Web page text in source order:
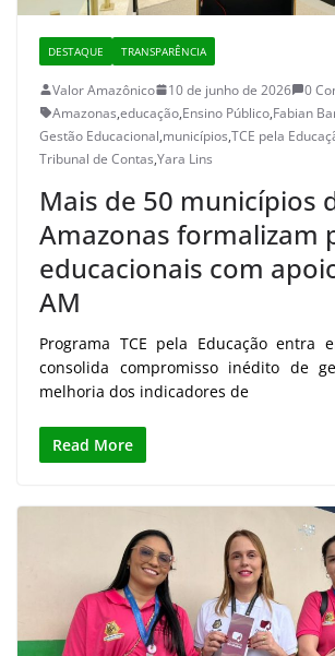
DESTAQUE TRANSPARÊNCIA
Valor Amazônico 10 de junho de 2026
0
Amazonas,educação,Ensino Público,Fabian
Gestão Educacional,municípios,TCE pela
Tribunal de Contas,Yara Lins
Mais de 50 municípios
Amazonas formalizam
educacionais com
AM
Programa TCE pela Educação entra
consolida compromisso inédito de
melhoria dos indicadores de
Read More